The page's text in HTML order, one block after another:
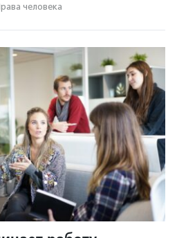
человека